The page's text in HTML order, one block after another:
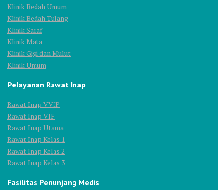
Klinik Bedah Umum
Klinik Bedah Tulang
Klinik Saraf
Klinik Mata
Klinik Gigi dan Mulut
Klinik Umum
Pelayanan Rawat Inap
Rawat Inap VVIP
Rawat Inap VIP
Rawat Inap Utama
Rawat Inap Kelas 1
Rawat Inap Kelas 2
Rawat Inap Kelas 3
Fasilitas Penunjang Medis